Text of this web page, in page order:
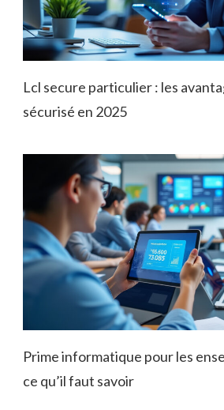
Lcl secure particulier : les
sécurisé en 2025
Prime informatique pour les
ce qu’il faut savoir